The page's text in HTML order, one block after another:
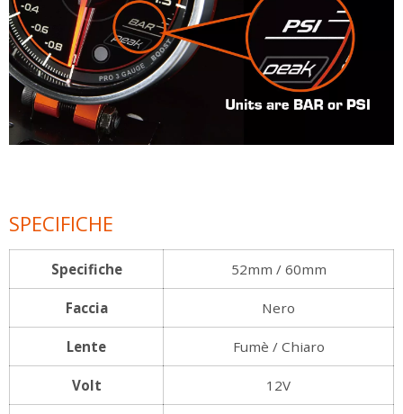
SPECIFICHE
Specifiche 52mm / 60mm
Faccia Nero
Lente Fumè / Chiaro
Volt 12V